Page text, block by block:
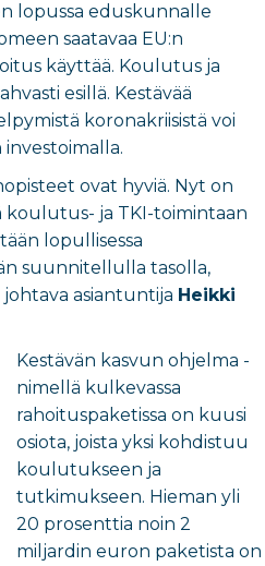
lopussa eduskunnalle
saatavaa EU:n
käyttää. Koulutus ja
esillä. Kestävää
koronakriisistä voi
ovat hyviä. Nyt on
koulutus- ja TKI-toimintaan
lopullisessa
suunnitellulla tasolla,
johtava asiantuntija Heikki
Kestävän kasvun ohjelma -
nimellä kulkevassa
rahoituspaketissa on kuusi
osiota, joista yksi kohdistuu
koulutukseen ja
tutkimukseen. Hieman yli
20 prosenttia noin 2
miljardin euron paketista on